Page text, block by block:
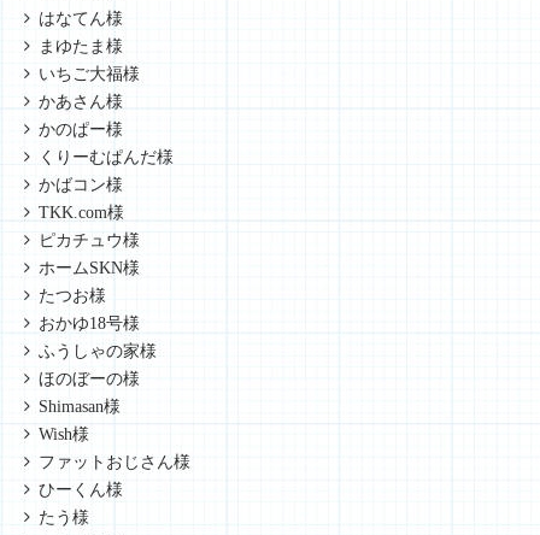
はなてん様
まゆたま様
いちご大福様
かあさん様
かのぱー様
くりーむぱんだ様
かばコン様
TKK.com様
ピカチュウ様
ホームSKN様
たつお様
おかゆ18号様
ふうしゃの家様
ほのぼーの様
Shimasan様
Wish様
ファットおじさん様
ひーくん様
たう様